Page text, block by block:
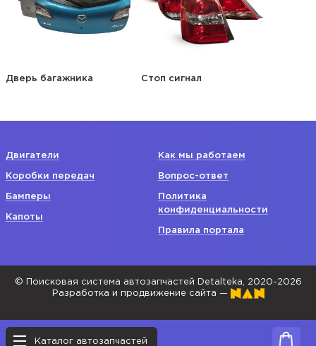
Каталог автозапчастей
Дверь багажника Стоп сигнал
Двигатели
Коробки передач
Бамперы
Капоты
Как мы работаем
Вопрос-ответ
Политика
конфиденциальности
Правила портала
© Поисковая система автозапчастей Detalteka, 2020-2026
Разработка и продвижение сайта —